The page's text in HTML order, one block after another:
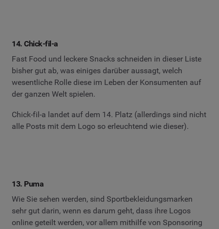
14. Chick-fil-a
Fast Food und leckere Snacks schneiden in dieser Liste
bisher gut ab, was einiges darüber aussagt, welch
wesentliche Rolle diese im Leben der Konsumenten auf
der ganzen Welt spielen.
Chick-fil-a landet auf dem 14. Platz (allerdings sind nicht
alle Posts mit dem Logo so erleuchtend wie dieser).
13. Puma
Wie Sie sehen werden, sind Sportbekleidungsmarken
sehr gut darin, wenn es darum geht, dass ihre Logos
online geteilt werden, vor allem mithilfe von Sponsoring